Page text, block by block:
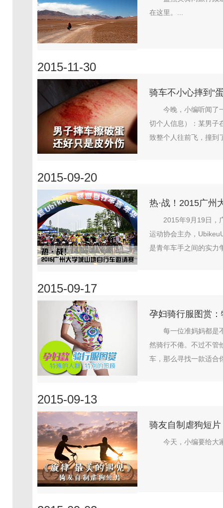
在这里。...
2015-11-30
骑车不小心摔到“
今晚，小编听闻了
切个人信息）：某男子
致整个人往前飞，撞到
2015-09-20
热·战！2015广州
2015年9月19日，
运动协会主办，
是青年车手之间的实力
2015-09-17
孕妇骑行服图赏
每一位准妈妈都是
然骑行不倦。不过不管
车，那么寻找一款适合
2015-09-13
骑友自制虐狗短
今天，小编要给大